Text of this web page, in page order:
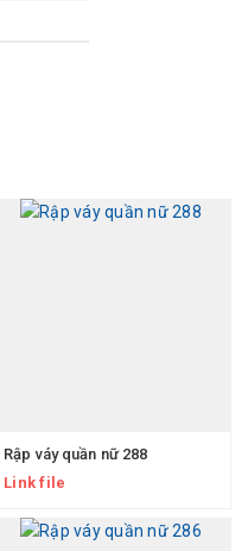
Rập váy quần nữ 288
Link file